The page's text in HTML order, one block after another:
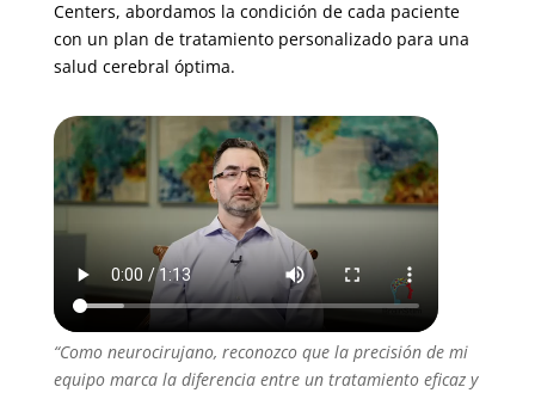
Centers, abordamos la condición de cada paciente
con un plan de tratamiento personalizado para una
salud cerebral óptima.
“Como neurocirujano, reconozco que la precisión de mi
equipo marca la diferencia entre un tratamiento eficaz y